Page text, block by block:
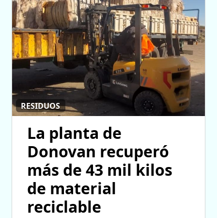
RESIDUOS
La planta de
Donovan recuperó
más de 43 mil kilos
de material
reciclable